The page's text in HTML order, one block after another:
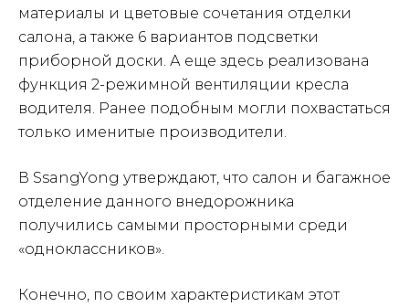
материалы и цветовые сочетания отделки
салона, а также 6 вариантов подсветки
приборной доски. А еще здесь реализована
функция 2-режимной вентиляции кресла
водителя. Ранее подобным могли похвастаться
только именитые производители.
В SsangYong утверждают, что салон и багажное
отделение данного внедорожника
получились самыми просторными среди
«одноклассников».
Конечно, по своим характеристикам этот